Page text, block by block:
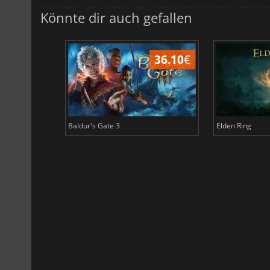
Könnte dir auch gefallen
36.10€
Baldur's Gate 3 Elden Ring